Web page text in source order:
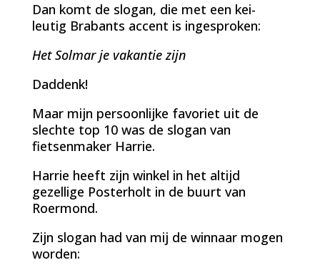
Dan komt de slogan, die met een kei-
leutig Brabants accent is ingesproken:
Het Solmar je vakantie zijn
Daddenk!
Maar mijn persoonlijke favoriet uit de
slechte top 10 was de slogan van
fietsenmaker Harrie.
Harrie heeft zijn winkel in het altijd
gezellige Posterholt in de buurt van
Roermond.
Zijn slogan had van mij de winnaar mogen
worden: